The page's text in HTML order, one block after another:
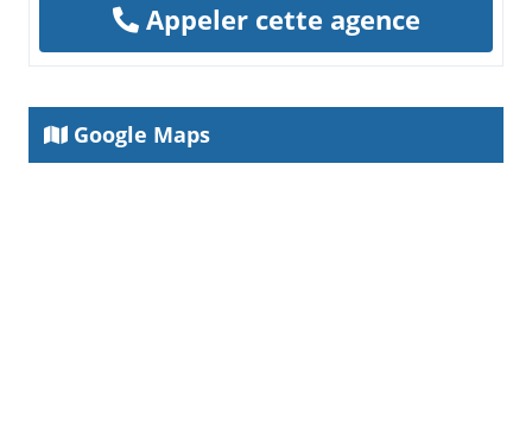
Appeler cette agence
Google Maps